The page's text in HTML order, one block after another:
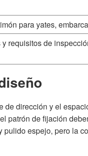
para yates,
requisitos de
dirección y el
patrón de fijación
espejo, pero la